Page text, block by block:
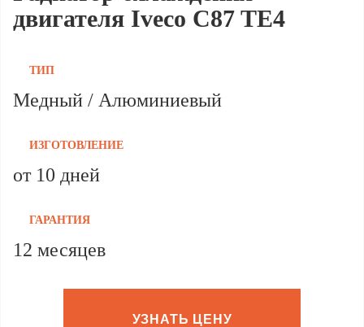
двигателя Iveco C87 TE4
ТИП
Медный / Алюминиевый
ИЗГОТОВЛЕНИЕ
от 10 дней
ГАРАНТИЯ
12 месяцев
УЗНАТЬ ЦЕНУ